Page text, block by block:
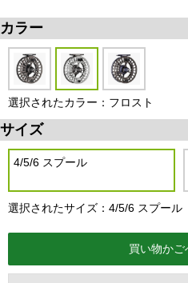
カラー
選択されたカラー：フロスト
サイズ
4/5/6 スプール
選択されたサイズ：4/5/6 スプール